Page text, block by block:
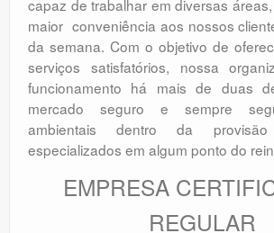
capaz de trabalhar em diversas
maior conveniência aos nossos
da semana. Com o objetivo de
serviços satisfatórios, nossa
funcionamento há mais de duas
mercado seguro e sempre
ambientais dentro da
especializados em algum ponto do
EMPRESA
REGULAR